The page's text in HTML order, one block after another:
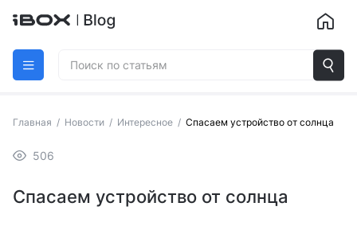
Главная / Новости / Интересное / Спасаем устройство от солнца
506
Спасаем устройство от солнца